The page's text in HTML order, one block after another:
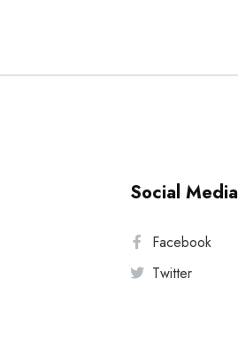
Social Media
Facebook
Twitter